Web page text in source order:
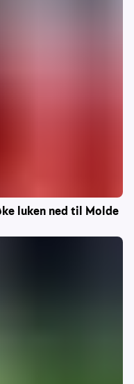
luken ned til Molde